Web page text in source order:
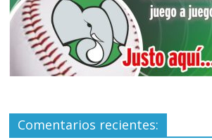
Comentarios recientes: